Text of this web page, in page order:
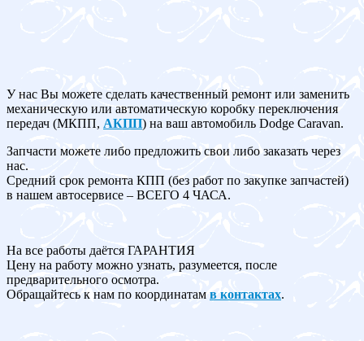
У нас Вы можете сделать качественный ремонт или заменить
механическую или автоматическую коробку переключения
передач (МКПП, АКПП) на ваш автомобиль Dodge Caravan.
Запчасти можете либо предложить свои либо заказать через
нас.
Средний срок ремонта КПП (без работ по закупке запчастей)
в нашем автосервисе – ВСЕГО 4 ЧАСА.
На все работы даётся ГАРАНТИЯ
Цену на работу можно узнать, разумеется, после
предварительного осмотра.
Обращайтесь к нам по координатам в контактах.